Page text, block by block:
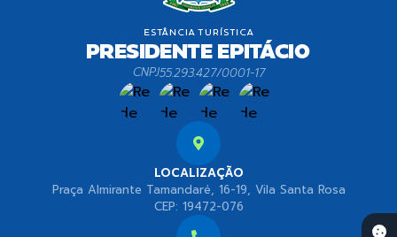
LOCALIZAÇÃO
Praça Almirante Tamandaré, 16-19, Vila Santa Rosa
CEP: 19472-076
CNPJ55.293.427/0001-17